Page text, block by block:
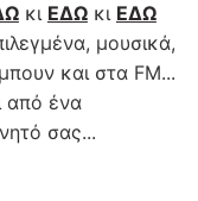
κι ΕΔΩκι ΕΔΩ
μουσικά,
και στα FM...
από ένα
σας...